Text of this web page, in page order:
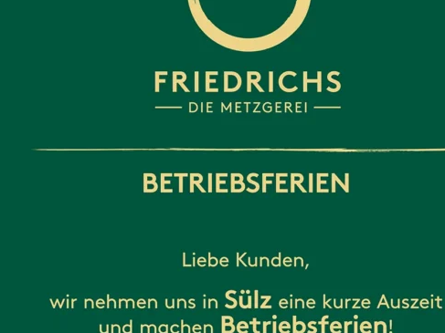
Abs. 1 S. 1 lit. d) DS-GVO Rechtsgrundlage.
unserer oder der berechtigten Interessen eines
Grundrechte und Grundfreiheiten nicht, so ist Art. 6
Daten an Dritte und Auftragsverarbeiter
grundsätzlich keine Daten an Dritte weiter. Sollte dies
zuvor genannten Rechtsgrundlagen z.B. bei der
oder aufgrund gerichtlicher Anordnung oder
der Strafverfolgung, zur Gefahrenabwehr oder
(externe Dienstleister z.B. zum Webhosting